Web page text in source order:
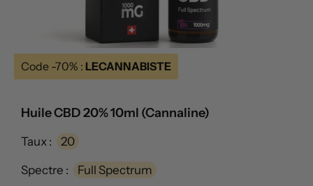
Code -70% : LECANNABISTE
Huile CBD 20% 10ml (Cannaline)
Taux : 20
Spectre : Full Spectrum